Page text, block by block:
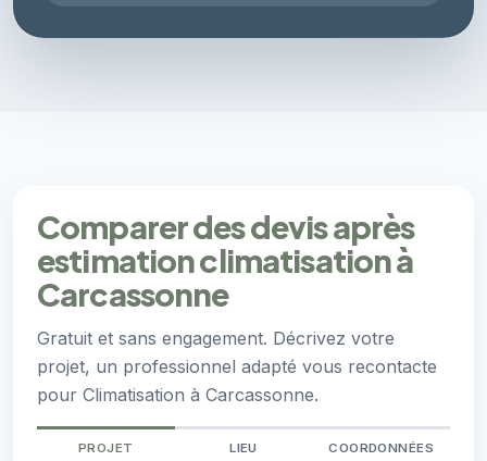
Comparer des devis après
estimation climatisation à
Carcassonne
Gratuit et sans engagement. Décrivez votre
projet, un professionnel adapté vous recontacte
pour Climatisation à Carcassonne.
PROJET LIEU COORDONNÉES